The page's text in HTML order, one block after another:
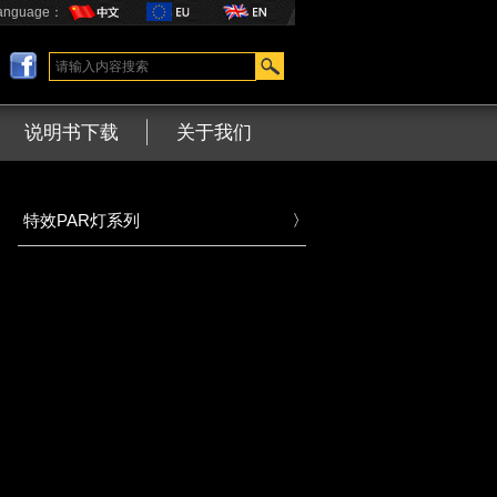
：
说明书下载 关于我们
特效PAR灯系列